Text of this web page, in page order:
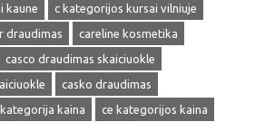
kaune
c kategorijos kursai vilniuje
draudimas
careline kosmetika
casco draudimas skaiciuokle
casko draudimas
kaina
ce kategorijos kaina